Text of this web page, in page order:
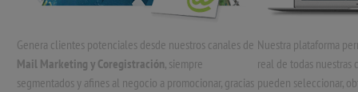
Genera clientes potenciales desde nuestros canales de
Mail Marketing y Coregistración, siempre
segmentados y afines al negocio a promocionar, gracias
Nuestra plataforma
real de todas nuestras
pueden seleccionar,